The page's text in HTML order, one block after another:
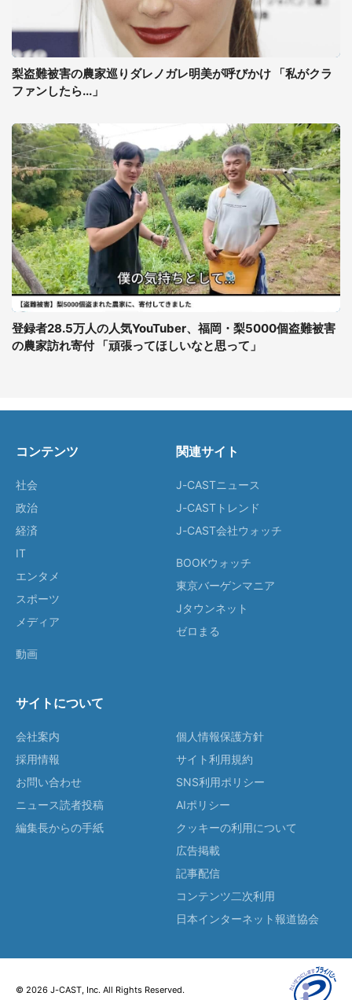
梨盗難被害の農家巡りダレノガレ明美が呼びかけ 「私がクラ
ファンしたら...」
登録者28.5万人の人気YouTuber、福岡・梨5000個盗難被害
の農家訪れ寄付 「頑張ってほしいなと思って」
コンテンツ
社会
政治
経済
IT
エンタメ
スポーツ
メディア
動画
関連サイト
J-CASTニュース
J-CASTトレンド
J-CAST会社ウォッチ
BOOKウォッチ
東京バーゲンマニア
Jタウンネット
ゼロまる
サイトについて
会社案内
採用情報
お問い合わせ
ニュース読者投稿
編集長からの手紙
個人情報保護方針
サイト利用規約
SNS利用ポリシー
AIポリシー
クッキーの利用について
広告掲載
記事配信
コンテンツ二次利用
日本インターネット報道協会
© 2026 J-CAST, Inc. All Rights Reserved.